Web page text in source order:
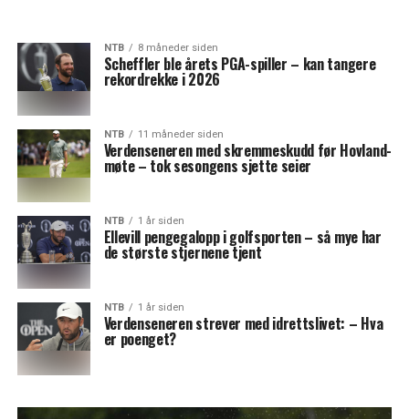
NTB 8 måneder siden
Scheffler ble årets PGA-spiller – kan tangere
rekordrekke i 2026
NTB 11 måneder siden
Verdenseneren med skremmeskudd før Hovland-
møte – tok sesongens sjette seier
NTB 1 år siden
Ellevill pengegalopp i golfsporten – så mye har
de største stjernene tjent
NTB 1 år siden
Verdenseneren strever med idrettslivet: – Hva
er poenget?